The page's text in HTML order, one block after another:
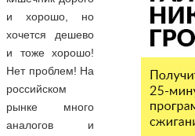
и хорошо, но
хочется дешево
и тоже хорошо!
Нет проблем! На
российском
рынке много
аналогов и